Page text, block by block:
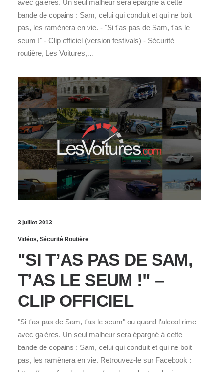
avec galères. Un seul malheur sera épargné à cette
bande de copains : Sam, celui qui conduit et qui ne boit
pas, les ramènera en vie. - "Si t'as pas de Sam, t'as le
seum !" - Clip officiel (version festivals) - Sécurité
routière, Les Voitures,…
3 juillet 2013
Vidéos, Sécurité Routière
"SI T’AS PAS DE SAM,
T’AS LE SEUM !" –
CLIP OFFICIEL
"Si t'as pas de Sam, t'as le seum" ou quand l'alcool rime
avec galères. Un seul malheur sera épargné à cette
bande de copains : Sam, celui qui conduit et qui ne boit
pas, les ramènera en vie. Retrouvez-le sur Facebook :